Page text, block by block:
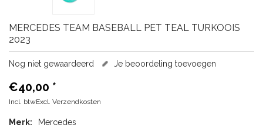
MERCEDES TEAM BASEBALL PET TEAL TURKOOIS
2023
Nog niet gewaardeerd Je beoordeling toevoegen
€40,00 *
Incl. btwExcl. Verzendkosten
Merk:
Mercedes